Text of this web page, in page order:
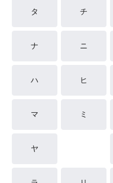
タ チ
ナ ニ
ハ ヒ
マ ミ
ヤ